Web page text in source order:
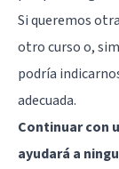
Si queremos
otro curso o,
podría
adecuada.
Continuar con
ayudará a